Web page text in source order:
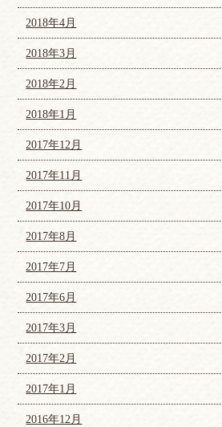
2018年4月
2018年3月
2018年2月
2018年1月
2017年12月
2017年11月
2017年10月
2017年8月
2017年7月
2017年6月
2017年3月
2017年2月
2017年1月
2016年12月